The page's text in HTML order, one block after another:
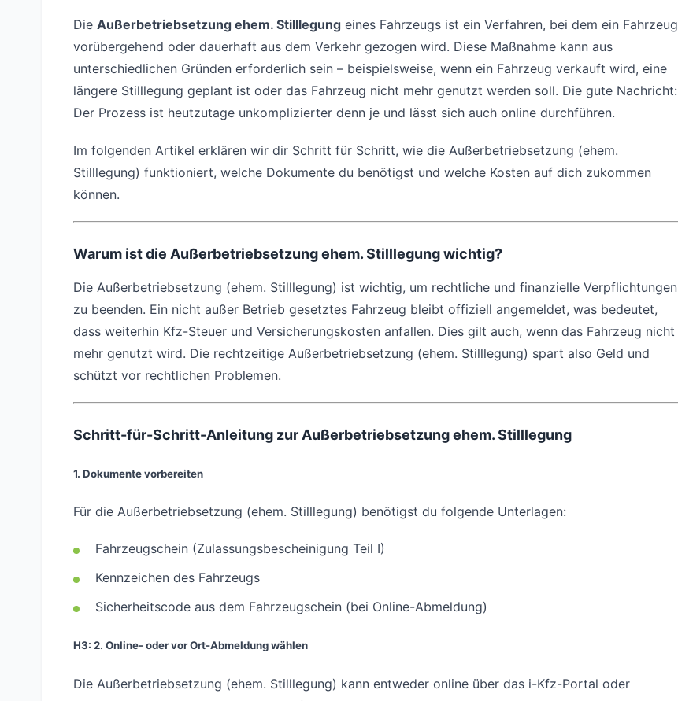
Die Außerbetriebsetzung ehem. Stilllegung eines Fahrzeugs ist ein Verfahren, bei dem ein Fahrzeug
vorübergehend oder dauerhaft aus dem Verkehr gezogen wird. Diese Maßnahme kann aus
unterschiedlichen Gründen erforderlich sein – beispielsweise, wenn ein Fahrzeug verkauft wird, eine
längere Stilllegung geplant ist oder das Fahrzeug nicht mehr genutzt werden soll. Die gute Nachricht:
Der Prozess ist heutzutage unkomplizierter denn je und lässt sich auch online durchführen.
Im folgenden Artikel erklären wir dir Schritt für Schritt, wie die Außerbetriebsetzung (ehem.
Stilllegung) funktioniert, welche Dokumente du benötigst und welche Kosten auf dich zukommen
können.
Warum ist die Außerbetriebsetzung ehem. Stilllegung wichtig?
Die Außerbetriebsetzung (ehem. Stilllegung) ist wichtig, um rechtliche und finanzielle Verpflichtungen
zu beenden. Ein nicht außer Betrieb gesetztes Fahrzeug bleibt offiziell angemeldet, was bedeutet,
dass weiterhin Kfz-Steuer und Versicherungskosten anfallen. Dies gilt auch, wenn das Fahrzeug nicht
mehr genutzt wird. Die rechtzeitige Außerbetriebsetzung (ehem. Stilllegung) spart also Geld und
schützt vor rechtlichen Problemen.
Schritt-für-Schritt-Anleitung zur Außerbetriebsetzung ehem. Stilllegung
1. Dokumente vorbereiten
Für die Außerbetriebsetzung (ehem. Stilllegung) benötigst du folgende Unterlagen:
Fahrzeugschein (Zulassungsbescheinigung Teil I)
Kennzeichen des Fahrzeugs
Sicherheitscode aus dem Fahrzeugschein (bei Online-Abmeldung)
H3: 2. Online- oder vor Ort-Abmeldung wählen
Die Außerbetriebsetzung (ehem. Stilllegung) kann entweder online über das i-Kfz-Portal oder